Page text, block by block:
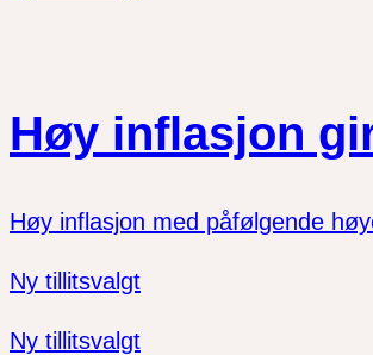
Høy inflasjon
Høy inflasjon med påfølgende
Ny tillitsvalgt
Ny tillitsvalgt